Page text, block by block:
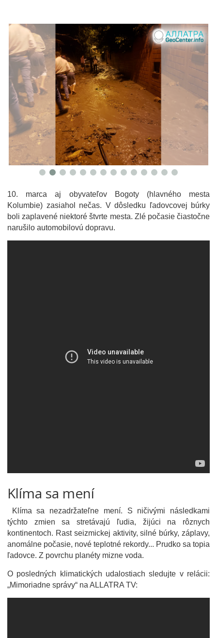
10. marca aj obyvateľov Bogoty (hlavného mesta
Kolumbie) zasiahol nečas. V dôsledku ľadovcovej búrky
boli zaplavené niektoré štvrte mesta. Zlé počasie čiastočne
narušilo automobilovú dopravu.
Klíma sa mení
Klíma sa nezadržateľne mení. S ničivými následkami
týchto zmien sa stretávajú ľudia, žijúci na rôznych
kontinentoch. Rast seizmickej aktivity, silné búrky, záplavy,
anomálne počasie, nové teplotné rekordy... Prudko sa topia
ľadovce. Z povrchu planéty mizne voda.
O posledných klimatických udalostiach sledujte v relácii:
„Mimoriadne správy“ na ALLATRA TV: